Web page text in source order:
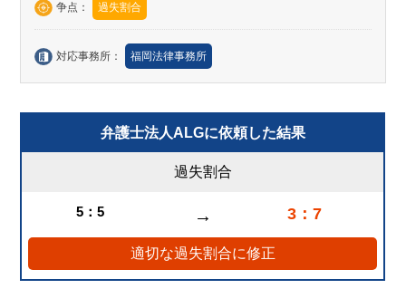
争点： 過失割合
対応事務所： 福岡法律事務所
弁護士法人ALGに依頼した結果
過失割合
5：5 → 3：7
適切な過失割合に修正